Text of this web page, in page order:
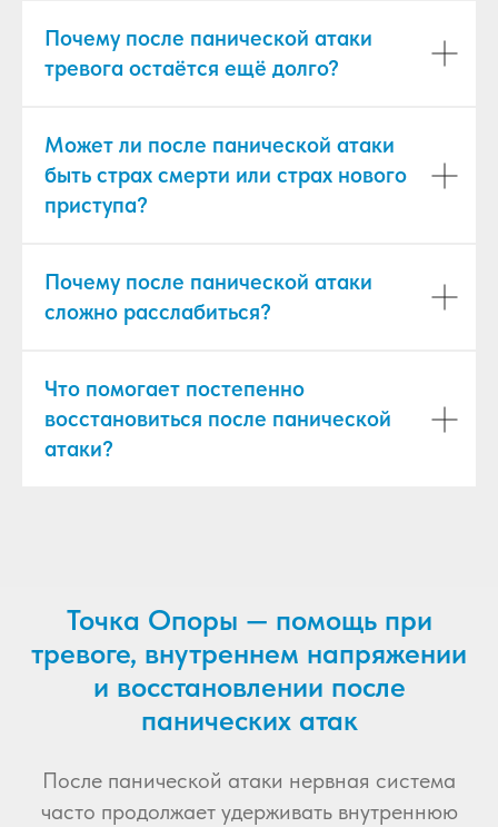
Почему после панической атаки
тревога остаётся ещё долго?
Может ли после панической атаки
быть страх смерти или страх нового
приступа?
Почему после панической атаки
сложно расслабиться?
Что помогает постепенно
восстановиться после панической
атаки?
Точка Опоры — помощь при
тревоге, внутреннем напряжении
и восстановлении после
панических атак
После панической атаки нервная система
часто продолжает удерживать внутреннюю